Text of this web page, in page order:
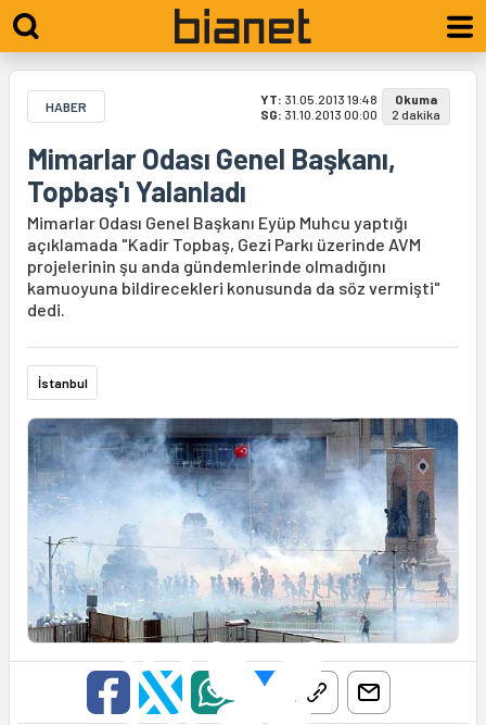
HABER YT: 31.05.2013 19:48
SG: 31.10.2013 00:00
Okuma
2 dakika
Mimarlar Odası Genel Başkanı,
Topbaş'ı Yalanladı
Mimarlar Odası Genel Başkanı Eyüp Muhcu yaptığı
açıklamada "Kadir Topbaş, Gezi Parkı üzerinde AVM
projelerinin şu anda gündemlerinde olmadığını
kamuoyuna bildirecekleri konusunda da söz vermişti"
dedi.
İstanbul